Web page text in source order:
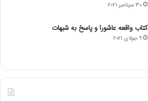
30 سپتامبر 2021
کتاب واقعه عاشورا و پاسخ به شبهات
9 جولای 2021